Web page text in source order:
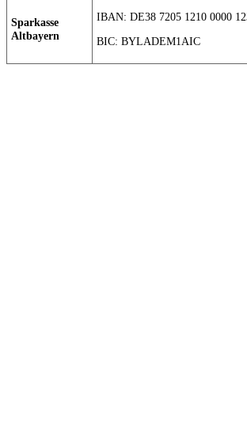
Sparkasse
Altbayern
IBAN: DE38 7205 1210 0000
BIC: BYLADEM1AIC